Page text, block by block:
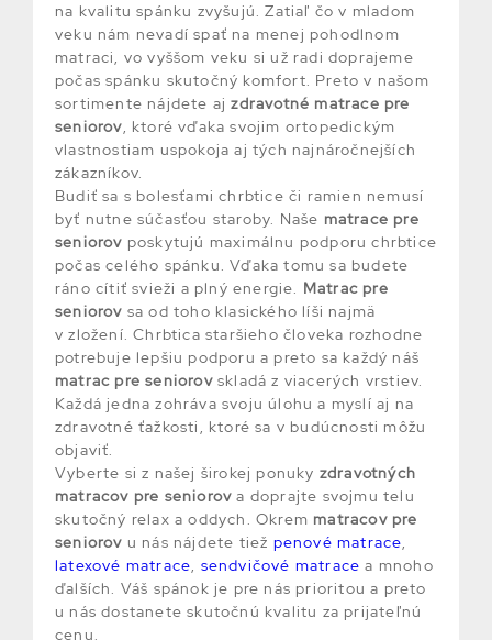
na kvalitu spánku zvyšujú. Zatiaľ čo v mladom
veku nám nevadí spať na menej pohodlnom
matraci, vo vyššom veku si už radi doprajeme
počas spánku skutočný komfort. Preto v našom
sortimente nájdete ajzdravotné matrace pre
seniorov, ktoré vďaka svojim ortopedickým
vlastnostiam uspokoja aj tých najnáročnejších
zákazníkov.
Budiť sa s bolesťami chrbtice či ramien nemusí
byť nutne súčasťou staroby. Naše matrace pre
seniorov poskytujú maximálnu podporu chrbtice
počas celého spánku. Vďaka tomu sa budete
ráno cítiť svieži a plný energie. Matrac pre
seniorov sa od toho klasického líši najmä
v zložení. Chrbtica staršieho človeka rozhodne
potrebuje lepšiu podporu a preto sa každý náš
matrac pre seniorovskladá z viacerých vrstiev.
Každá jedna zohráva svoju úlohu a myslí aj na
zdravotné ťažkosti, ktoré sa v budúcnosti môžu
objaviť.
Vyberte si z našej širokej ponuky zdravotných
matracov pre seniorov a doprajte svojmu telu
skutočný relax a oddych. Okrem matracov pre
seniorov u nás nájdete tiež penové matrace,
latexové matrace, sendvičové matrace a mnoho
ďalších. Váš spánok je pre nás prioritou a preto
u nás dostanete skutočnú kvalitu za prijateľnú
cenu.